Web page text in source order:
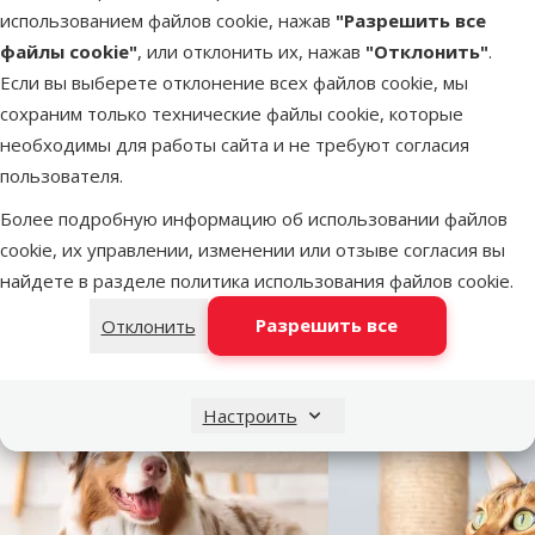
использованием файлов cookie, нажав "Разрешить все
файлы cookie", или отклонить их, нажав "Отклонить".
Если вы выберете отклонение всех файлов cookie, мы
сохраним только технические файлы cookie, которые
необходимы для работы сайта и не требуют согласия
пользователя.
Более подробную информацию об использовании файлов
cookie, их управлении, изменении или отзыве согласия вы
найдете в разделе политика использования файлов cookie.
Отклонить
Разрешить все
Настроить
С деревянным шариком.
Диаметр: ø 24 см.
Птица
Средний попугай
Диаметр
24 cm
Бренд
TRIXIE
Номер в каталоге
76376
4011905051598